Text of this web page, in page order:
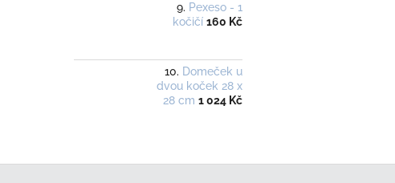
Pexeso - 1
kočičí 160 Kč
Domeček u
dvou koček 28 x
28 cm 1 024 Kč